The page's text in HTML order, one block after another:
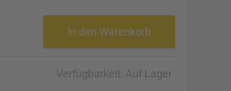
In den Warenkorb
Verfügbarkeit: Auf Lager